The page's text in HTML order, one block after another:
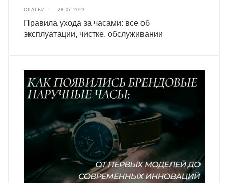
СТАТЬИ — 28.07.2023
Правила ухода за часами: все об
эксплуатации, чистке, обслуживании